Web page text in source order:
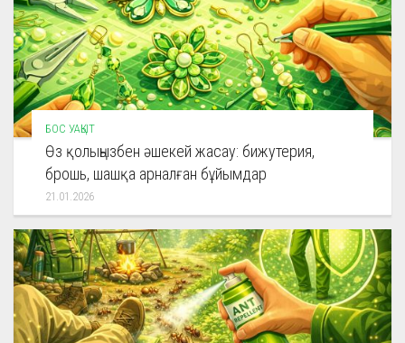
БОС УАҚЫТ
Өз қолыңызбен әшекей жасау: бижутерия,
брошь, шашқа арналған бұйымдар
21.01.2026